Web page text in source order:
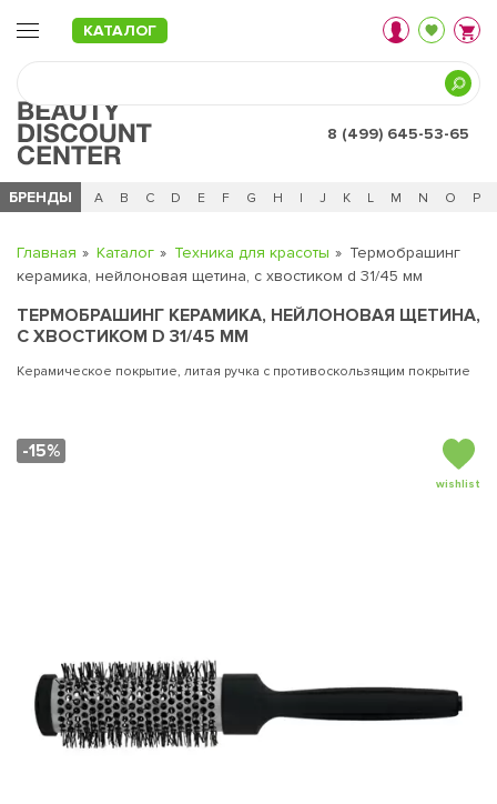
КАТАЛОГ
8 (499) 645-53-65
БРЕНДЫ
Ч 0 - 9 A B C D E F G H I J K L M N O P
Главная Каталог Техника для красоты
Термобрашинг
керамика, нейлоновая щетина, с хвостиком d 31/45 мм
ТЕРМОБРАШИНГ КЕРАМИКА, НЕЙЛОНОВАЯ ЩЕТИНА,
С ХВОСТИКОМ D 31/45 ММ
Керамическое покрытие, литая ручка с противоскользящим покрытие
-15%
wishlist